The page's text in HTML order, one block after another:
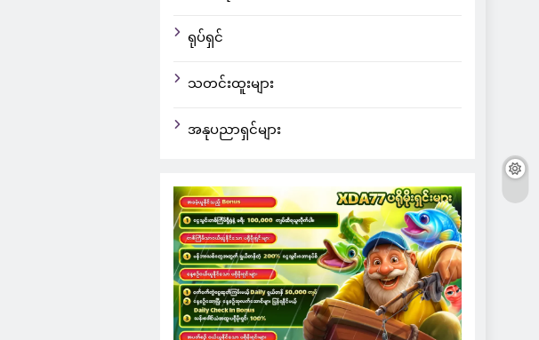
ရုပ်ရှင်
သတင်းထူးများ
အနုပညာရှင်များ